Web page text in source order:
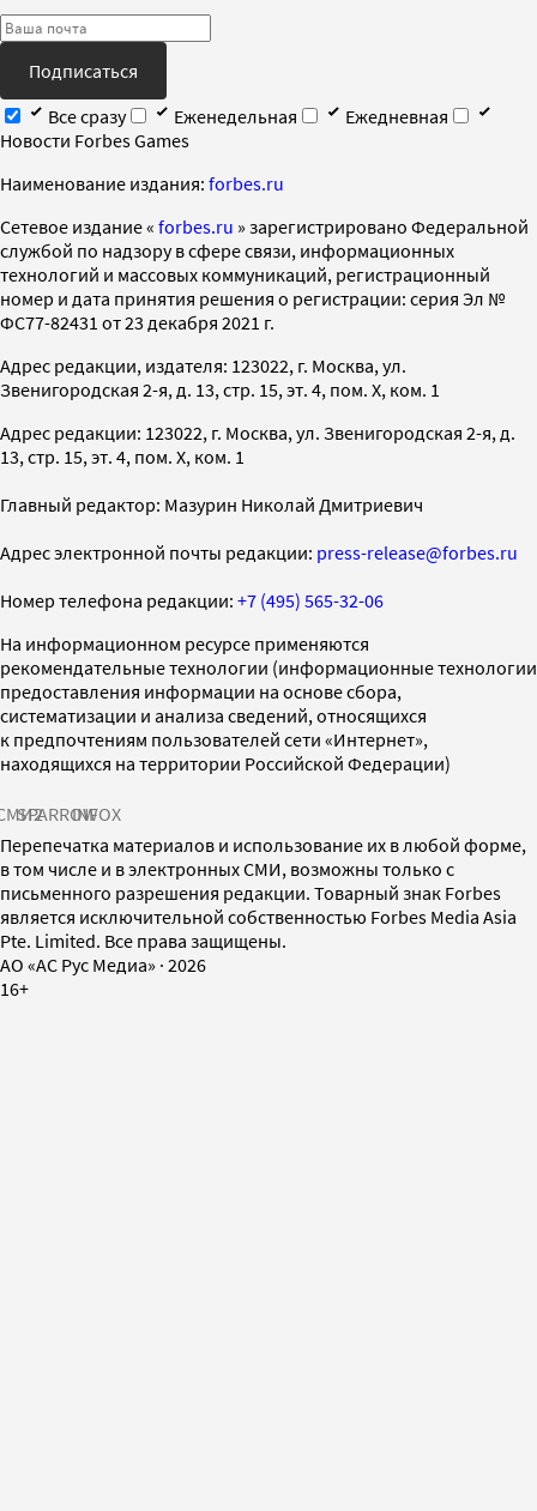
Подписаться
Все сразу
Еженедельная
Ежедневная
Новости Forbes Games
Наименование издания: forbes.ru
Cетевое издание « forbes.ru » зарегистрировано Федеральной
службой по надзору в сфере связи, информационных
технологий и массовых коммуникаций, регистрационный
номер и дата принятия решения о регистрации: серия Эл №
ФС77-82431 от 23 декабря 2021 г.
Адрес редакции, издателя: 123022, г. Москва, ул.
Звенигородская 2-я, д. 13, стр. 15, эт. 4, пом. X, ком. 1
Адрес редакции: 123022, г. Москва, ул. Звенигородская 2-я, д.
13, стр. 15, эт. 4, пом. X, ком. 1
Главный редактор: Мазурин Николай Дмитриевич
Адрес электронной почты редакции: press-release@forbes.ru
Номер телефона редакции: +7 (495) 565-32-06
На информационном ресурсе применяются
рекомендательные технологии (информационные технологии
предоставления информации на основе сбора,
систематизации и анализа сведений, относящихся
к предпочтениям пользователей сети «Интернет»,
находящихся на территории Российской Федерации)
SPARROWINFOX
Перепечатка материалов и использование их в любой форме,
в том числе и в электронных СМИ, возможны только с
письменного разрешения редакции. Товарный знак Forbes
является исключительной собственностью Forbes Media Asia
Pte. Limited. Все права защищены.
AO «АС Рус Медиа» · 2026
16+